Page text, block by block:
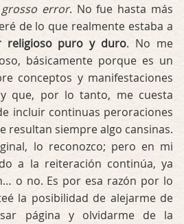
grosso error. No fue hasta más
de lo que realmente estaba a
religioso puro y duro. No me
básicamente porque es un
conceptos y manifestaciones
que, por lo tanto, me cuesta
incluir continuas peroraciones
resultan siempre algo cansinas.
lo reconozco; pero en mi
a la reiteración continúa, ya
o no. Es por esa razón por lo
la posibilidad de alejarme de
página y olvidarme de la